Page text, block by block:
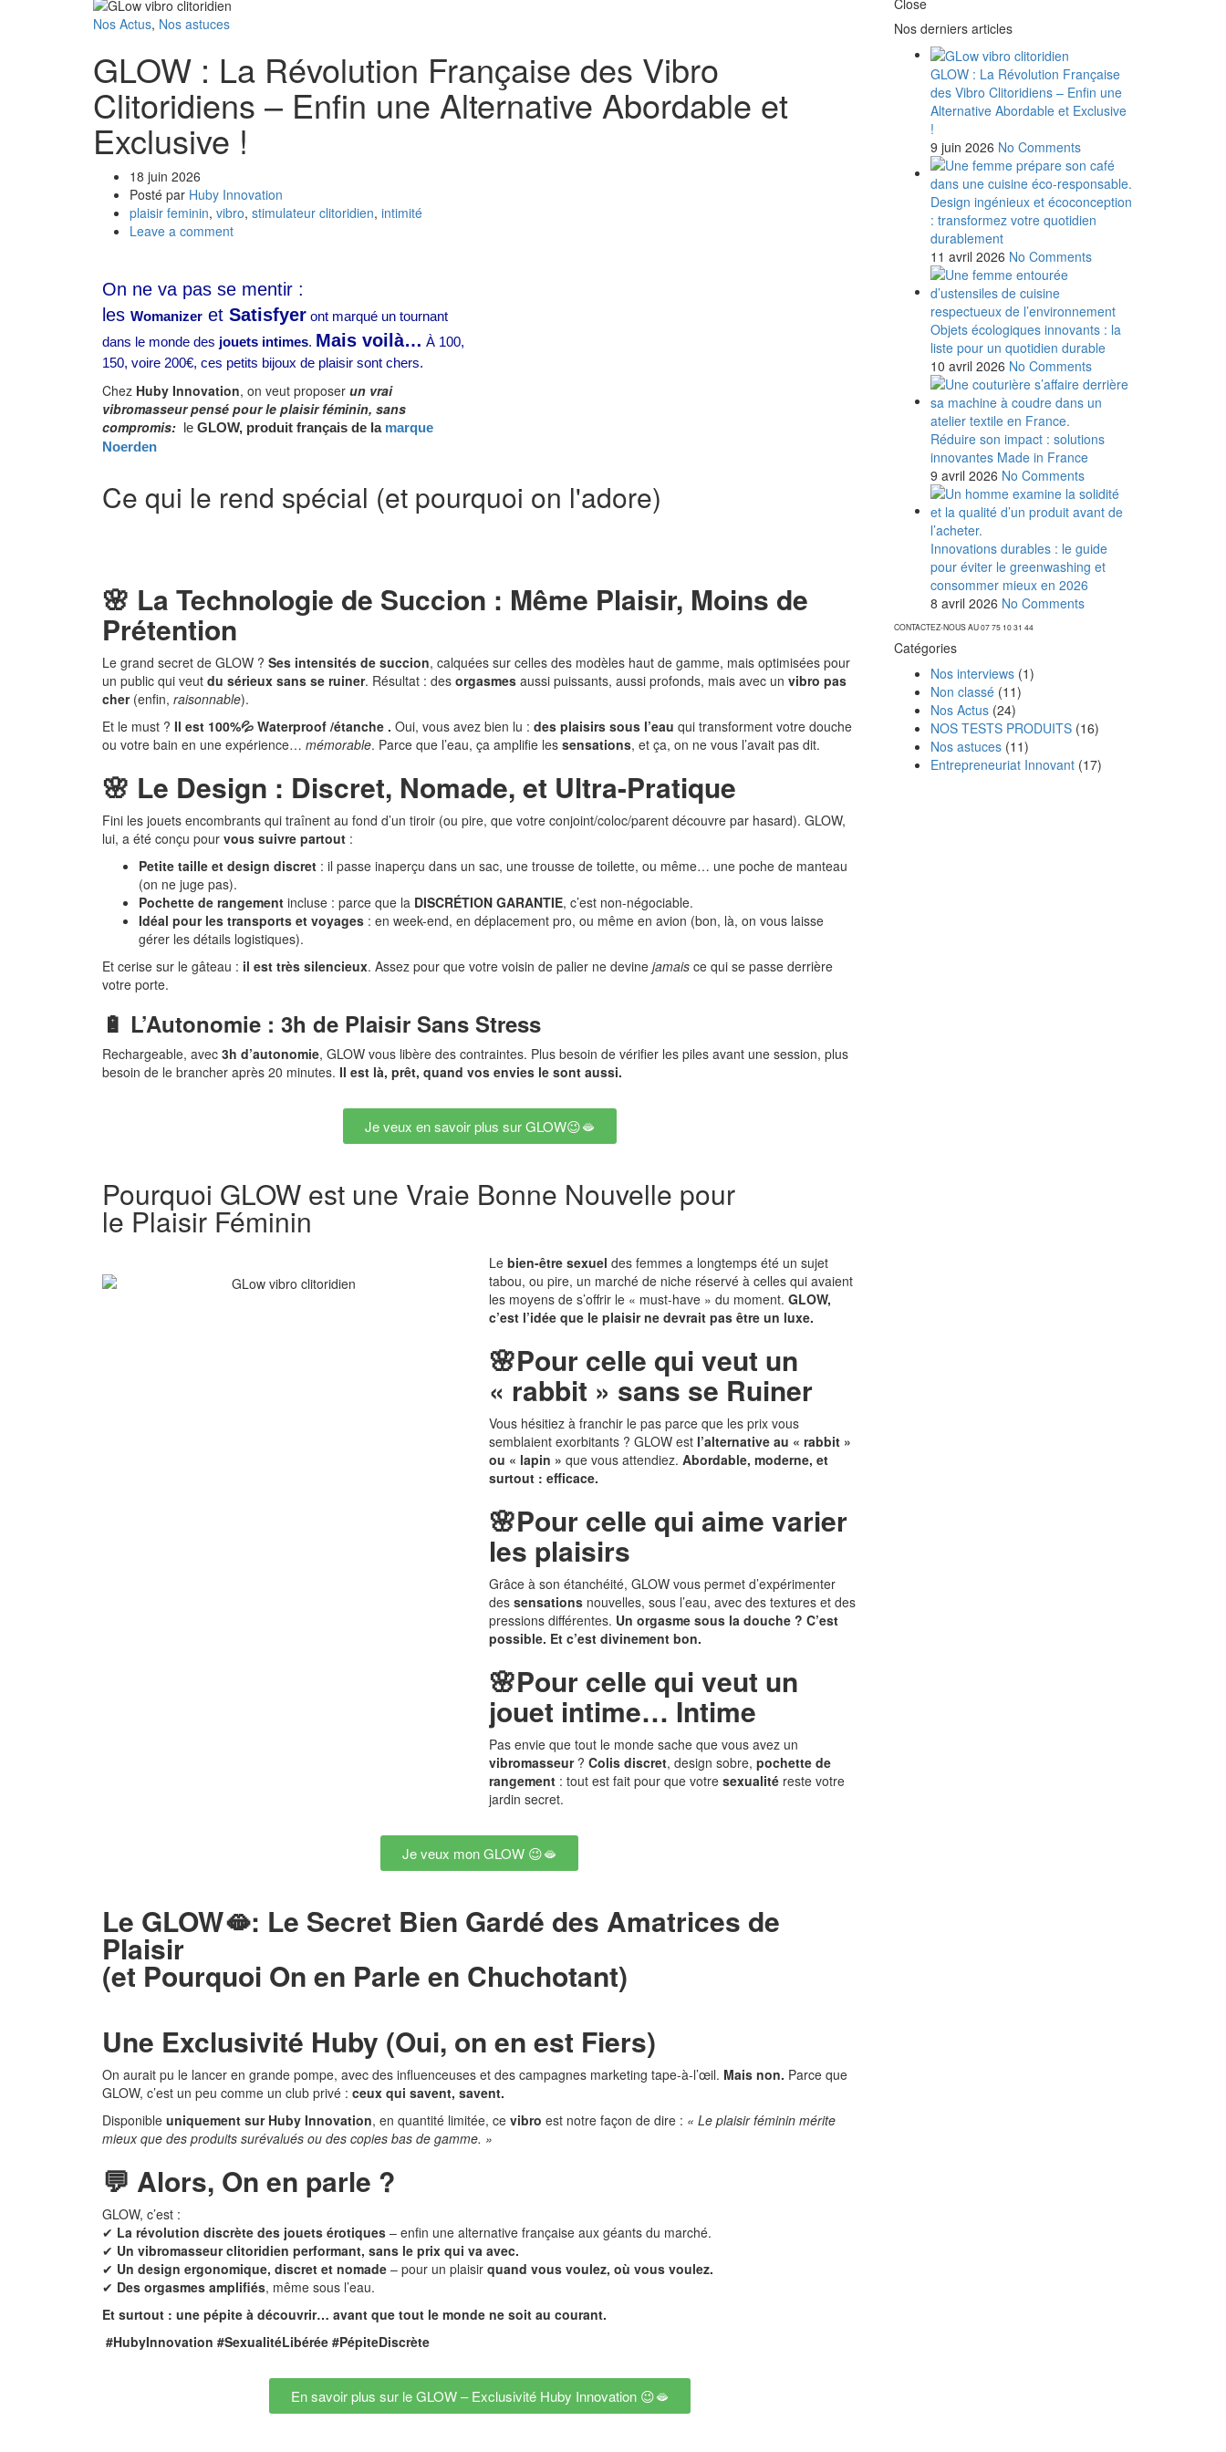
Nos Actus, Nos astuces
GLOW : La Révolution Française des Vibro
Clitoridiens – Enfin une Alternative Abordable et
Exclusive !
18 juin 2026
Posté par Huby Innovation
plaisir feminin, vibro, stimulateur clitoridien, intimité
Leave a comment
On ne va pas se mentir :
les Womanizer et Satisfyer ont marqué un tournant
dans le monde des jouets intimes. Mais voilà… À 100,
150, voire 200€, ces petits bijoux de plaisir sont chers.
Chez Huby Innovation, on veut proposer un vrai
vibromasseur pensé pour le plaisir féminin, sans
compromis: le GLOW, produit français de la marque
Noerden
Ce qui le rend spécial (et pourquoi on l'adore)
🌸 La Technologie de Succion : Même Plaisir, Moins de
Prétention
Le grand secret de GLOW ? Ses intensités de succion, calquées sur celles des modèles haut de gamme, mais optimisées pour
un public qui veut du sérieux sans se ruiner. Résultat : des orgasmes aussi puissants, aussi profonds, mais avec un vibro pas
cher(enfin, raisonnable).
Et le must ? Il est 100%💦 Waterproof /étanche . Oui, vous avez bien lu : des plaisirs sous l’eau qui transforment votre douche
ou votre bain en une expérience… mémorable. Parce que l’eau, ça amplifie les sensations, et ça, on ne vous l’avait pas dit.
🌸 Le Design : Discret, Nomade, et Ultra-Pratique
Fini les jouets encombrants qui traînent au fond d’un tiroir (ou pire, que votre conjoint/coloc/parent découvre par hasard). GLOW,
lui, a été conçu pour vous suivre partout :
Petite taille et design discret : il passe inaperçu dans un sac, une trousse de toilette, ou même… une poche de manteau
(on ne juge pas).
Pochette de rangement incluse : parce que la DISCRÉTION GARANTIE, c’est non-négociable.
Idéal pour les transports et voyages : en week-end, en déplacement pro, ou même en avion (bon, là, on vous laisse
gérer les détails logistiques).
Et cerise sur le gâteau : il est très silencieux. Assez pour que votre voisin de palier ne devine jamais ce qui se passe derrière
votre porte.
🔋 L’Autonomie : 3h de Plaisir Sans Stress
Rechargeable, avec 3h d’autonomie, GLOW vous libère des contraintes. Plus besoin de vérifier les piles avant une session, plus
besoin de le brancher après 20 minutes. Il est là, prêt, quand vos envies le sont aussi.
Je veux en savoir plus sur GLOW😉🫦
Pourquoi GLOW est une Vraie Bonne Nouvelle pour
le Plaisir Féminin
Le bien-être sexuel des femmes a longtemps été un sujet
tabou, ou pire, un marché de niche réservé à celles qui avaient
les moyens de s’offrir le « must-have » du moment. GLOW,
c’est l’idée que le plaisir ne devrait pas être un luxe.
🌸Pour celle qui veut un
« rabbit » sans se Ruiner
Vous hésitiez à franchir le pas parce que les prix vous
semblaient exorbitants ? GLOW est l’alternative au « rabbit »
ou « lapin » que vous attendiez. Abordable, moderne, et
surtout : efficace.
🌸Pour celle qui aime varier
les plaisirs
Grâce à son étanchéité, GLOW vous permet d’expérimenter
des sensationsnouvelles, sous l’eau, avec des textures et des
pressions différentes. Un orgasme sous la douche ? C’est
possible. Et c’est divinement bon.
🌸Pour celle qui veut un
jouet intime… Intime
Pas envie que tout le monde sache que vous avez un
vibromasseur? Colis discret, design sobre, pochette de
rangement: tout est fait pour que votre sexualitéreste votre
jardin secret.
Je veux mon GLOW 😉🫦
Le GLOW🫦: Le Secret Bien Gardé des Amatrices de
Plaisir
(et Pourquoi On en Parle en Chuchotant)
Une Exclusivité Huby (Oui, on en est Fiers)
On aurait pu le lancer en grande pompe, avec des influenceuses et des campagnes marketing tape-à-l’œil. Mais non. Parce que
GLOW, c’est un peu comme un club privé : ceux qui savent, savent.
Disponible uniquement sur Huby Innovation, en quantité limitée, ce vibro est notre façon de dire : « Le plaisir féminin mérite
mieux que des produits surévalués ou des copies bas de gamme. »
💬 Alors, On en parle ?
GLOW, c’est :
✔ La révolution discrète des jouets érotiques – enfin une alternative française aux géants du marché.
✔ Un vibromasseur clitoridien performant, sans le prix qui va avec.
✔ Un design ergonomique, discret et nomade – pour un plaisir quand vous voulez, où vous voulez.
✔ Des orgasmes amplifiés, même sous l’eau.
Et surtout : une pépite à découvrir… avant que tout le monde ne soit au courant.
#HubyInnovation #SexualitéLibérée #PépiteDiscrète
En savoir plus sur le GLOW – Exclusivité Huby Innovation 😉🫦
Close
Nos derniers articles
GLOW : La Révolution Française
des Vibro Clitoridiens – Enfin une
Alternative Abordable et Exclusive
!
9 juin 2026 No Comments
Design ingénieux et écoconception
: transformez votre quotidien
durablement
11 avril 2026 No Comments
Objets écologiques innovants : la
liste pour un quotidien durable
10 avril 2026 No Comments
Réduire son impact : solutions
innovantes Made in France
9 avril 2026 No Comments
Innovations durables : le guide
pour éviter le greenwashing et
consommer mieux en 2026
8 avril 2026 No Comments
CONTACTEZ-NOUS AU 07 75 10 31 44
Catégories
Nos interviews(1)
Non classé(11)
Nos Actus(24)
NOS TESTS PRODUITS(16)
Nos astuces(11)
Entrepreneuriat Innovant(17)